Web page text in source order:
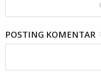
POSTING KOMENTAR